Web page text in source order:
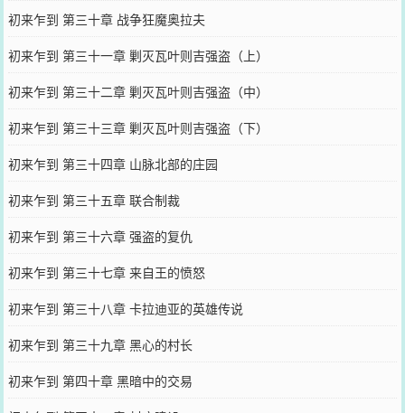
初来乍到 第三十章 战争狂魔奥拉夫
初来乍到 第三十一章 剿灭瓦叶则吉强盗（上）
初来乍到 第三十二章 剿灭瓦叶则吉强盗（中）
初来乍到 第三十三章 剿灭瓦叶则吉强盗（下）
初来乍到 第三十四章 山脉北部的庄园
初来乍到 第三十五章 联合制裁
初来乍到 第三十六章 强盗的复仇
初来乍到 第三十七章 来自王的愤怒
初来乍到 第三十八章 卡拉迪亚的英雄传说
初来乍到 第三十九章 黑心的村长
初来乍到 第四十章 黑暗中的交易